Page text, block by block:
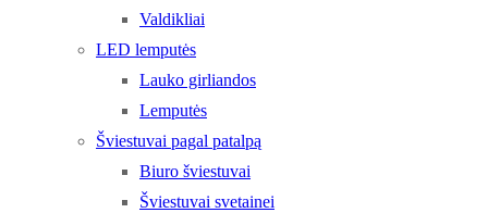
Valdikliai
LED lemputės
Lauko girliandos
Lemputės
Šviestuvai pagal patalpą
Biuro šviestuvai
Šviestuvai svetainei